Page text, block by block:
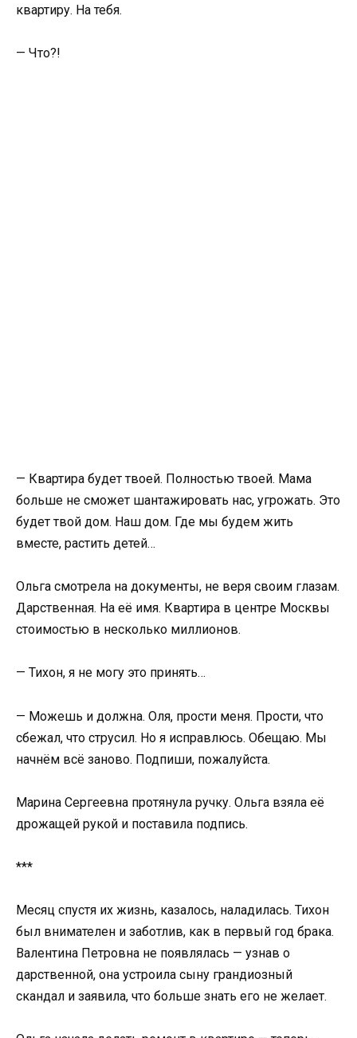
квартиру. На тебя.
— Что?!
— Квартира будет твоей. Полностью твоей. Мама
больше не сможет шантажировать нас, угрожать. Это
будет твой дом. Наш дом. Где мы будем жить
вместе, растить детей…
Ольга смотрела на документы, не веря своим глазам.
Дарственная. На её имя. Квартира в центре Москвы
стоимостью в несколько миллионов.
— Тихон, я не могу это принять…
— Можешь и должна. Оля, прости меня. Прости, что
сбежал, что струсил. Но я исправлюсь. Обещаю. Мы
начнём всё заново. Подпиши, пожалуйста.
Марина Сергеевна протянула ручку. Ольга взяла её
дрожащей рукой и поставила подпись.
***
Месяц спустя их жизнь, казалось, наладилась. Тихон
был внимателен и заботлив, как в первый год брака.
Валентина Петровна не появлялась — узнав о
дарственной, она устроила сыну грандиозный
скандал и заявила, что больше знать его не желает.